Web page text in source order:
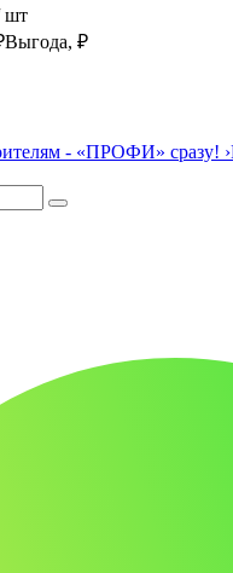
шт
Выгода, ₽
- «ПРОФИ» сразу! ›